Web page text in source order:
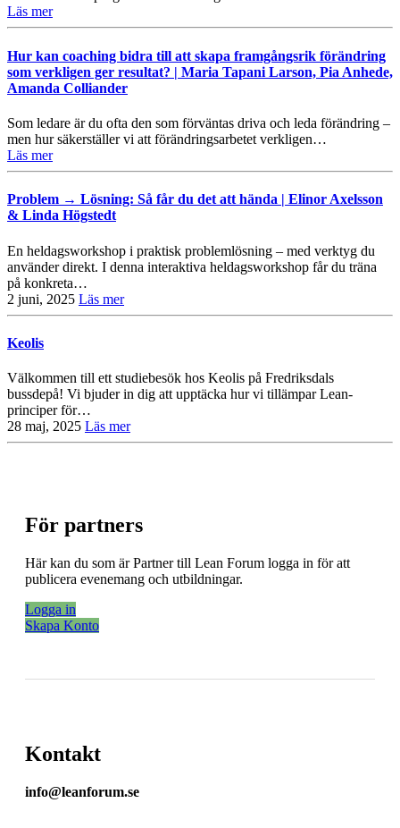
Läs mer
Hur kan coaching bidra till att skapa framgångsrik förändring
som verkligen ger resultat? | Maria Tapani Larson, Pia Anhede,
Amanda Colliander
Som ledare är du ofta den som förväntas driva och leda förändring –
men hur säkerställer vi att förändringsarbetet verkligen…
Läs mer
Problem → Lösning: Så får du det att hända | Elinor Axelsson
& Linda Högstedt
En heldagsworkshop i praktisk problemlösning – med verktyg du
använder direkt. I denna interaktiva heldagsworkshop får du träna
på konkreta…
2 juni, 2025 Läs mer
Keolis
Välkommen till ett studiebesök hos Keolis på Fredriksdals
bussdepå! Vi bjuder in dig att upptäcka hur vi tillämpar Lean-
principer för…
28 maj, 2025 Läs mer
För partners
Här kan du som är Partner till Lean Forum logga in för att
publicera evenemang och utbildningar.
Logga in
Skapa Konto
Kontakt
info@leanforum.se